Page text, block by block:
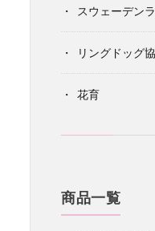
スウェーデン
リングドッグ
花育
商品一覧